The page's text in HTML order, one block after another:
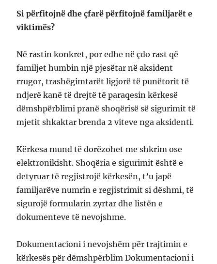
Si përfitojnë dhe çfarë përfitojnë familjarët e
viktimës?
Në rastin konkret, por edhe në çdo rast që
familjet humbin një pjesëtar në aksident
rrugor, trashëgimtarët ligjorë të punëtorit të
ndjerë kanë të drejtë të paraqesin kërkesë
dëmshpërblimi pranë shoqërisë së sigurimit të
mjetit shkaktar brenda 2 viteve nga aksidenti.
Kërkesa mund të dorëzohet me shkrim ose
elektronikisht. Shoqëria e sigurimit është e
detyruar të regjistrojë kërkesën, t’u japë
familjarëve numrin e regjistrimit si dëshmi, të
sigurojë formularin zyrtar dhe listën e
dokumenteve të nevojshme.
Dokumentacioni i nevojshëm për trajtimin e
kërkesës për dëmshpërblim Dokumentacioni i